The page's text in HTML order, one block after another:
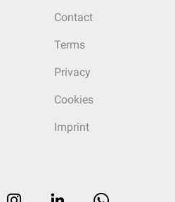
Contact
Terms
Privacy
Cookies
Imprint